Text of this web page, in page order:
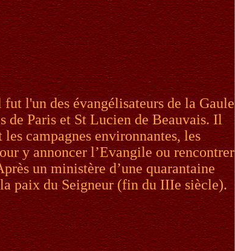
l'un des évangélisateurs de la Gaule
de Paris et St Lucien de Beauvais. Il
campagnes environnantes, les
y annoncer l’Evangile ou rencontrer
un ministère d’une quarantaine
la paix du Seigneur (fin du IIIe siècle).